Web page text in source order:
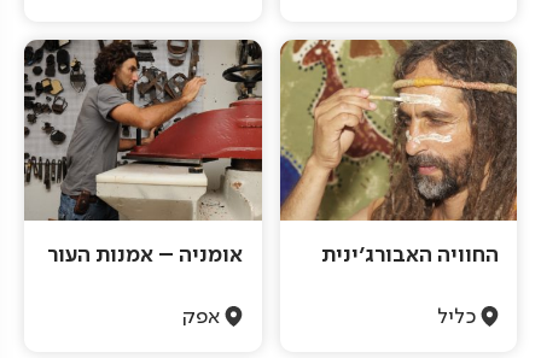
החוויה האבורג'ינית
כליל
אומניה – אמנות העור
אפק